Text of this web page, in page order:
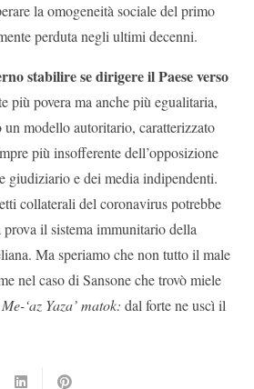
la omogeneità sociale del primo
perduta negli ultimi decenni.
stabilire se dirigere il Paese verso
più povera ma anche più egualitaria,
un modello autoritario, caratterizzato
più insofferente dell’opposizione
giudiziario e dei media indipendenti.
collaterali del coronavirus potrebbe
prova il sistema immunitario della
Ma speriamo che non tutto il male
nel caso di Sansone che trovò miele
Me-‘az Yaza’ matok: dal forte ne uscì il